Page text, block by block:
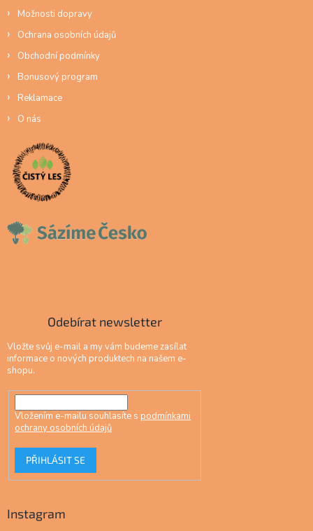
Možnosti dopravy
Ochrana osobních údajů
Obchodní podmínky
Bonusový program
Reklamace
O nás
Odebírat newsletter
Vložte svůj e-mail a my vám budeme zasílat
informace o nových produktech na našem e-
shopu.
Vložením e-mailu souhlasíte s podmínkami
ochrany osobních údajů
PŘIHLÁSIT SE
Instagram